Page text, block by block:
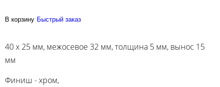
В корзину Быстрый заказ
40 х 25 мм, межосевое 32 мм, толщина 5 мм, вынос 15
мм
Финиш - хром,